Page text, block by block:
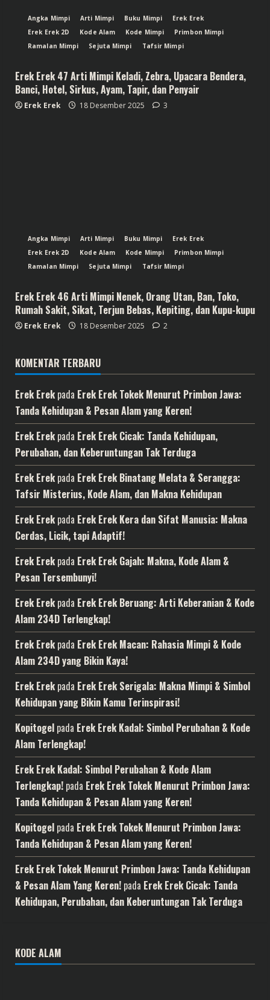
Angka Mimpi Arti Mimpi Buku Mimpi
Erek Erek
Erek Erek 2D
Kode Alam Kode Mimpi
Primbon Mimpi
Ramalan Mimpi
Sejuta Mimpi Tafsir Mimpi
Erek Erek 47 Arti Mimpi Keladi, Zebra, Upacara Bendera,
Banci, Hotel, Sirkus, Ayam, Tapir, dan Penyair
Erek Erek 18 Desember 2025 3
Angka Mimpi Arti Mimpi Buku Mimpi
Erek Erek
Erek Erek 2D
Kode Alam Kode Mimpi
Primbon Mimpi
Ramalan Mimpi
Sejuta Mimpi Tafsir Mimpi
Erek Erek 46 Arti Mimpi Nenek, Orang Utan, Ban, Toko,
Rumah Sakit, Sikat, Terjun Bebas, Kepiting, dan Kupu-kupu
Erek Erek 18 Desember 2025 2
KOMENTAR TERBARU
Erek Erekpada Erek Erek Tokek Menurut Primbon Jawa:
Tanda Kehidupan & Pesan Alam yang Keren!
Erek Erekpada Erek Erek Cicak: Tanda Kehidupan,
Perubahan, dan Keberuntungan Tak Terduga
Erek Erekpada Erek Erek Binatang Melata & Serangga:
Tafsir Misterius, Kode Alam, dan Makna Kehidupan
Erek Erekpada Erek Erek Kera dan Sifat Manusia: Makna
Cerdas, Licik, tapi Adaptif!
Erek Erekpada Erek Erek Gajah: Makna, Kode Alam &
Pesan Tersembunyi!
Erek Erekpada Erek Erek Beruang: Arti Keberanian & Kode
Alam 234D Terlengkap!
Erek Erekpada Erek Erek Macan: Rahasia Mimpi & Kode
Alam 234D yang Bikin Kaya!
Erek Erekpada Erek Erek Serigala: Makna Mimpi & Simbol
Kehidupan yang Bikin Kamu Terinspirasi!
Kopitogel pada Erek Erek Kadal: Simbol Perubahan & Kode
Alam Terlengkap!
Erek Erek Kadal: Simbol Perubahan & Kode Alam
Terlengkap! pada Erek Erek Tokek Menurut Primbon Jawa:
Tanda Kehidupan & Pesan Alam yang Keren!
Kopitogel pada Erek Erek Tokek Menurut Primbon Jawa:
Tanda Kehidupan & Pesan Alam yang Keren!
Erek Erek Tokek Menurut Primbon Jawa: Tanda Kehidupan
& Pesan Alam Yang Keren! pada Erek Erek Cicak: Tanda
Kehidupan, Perubahan, dan Keberuntungan Tak Terduga
KODE ALAM